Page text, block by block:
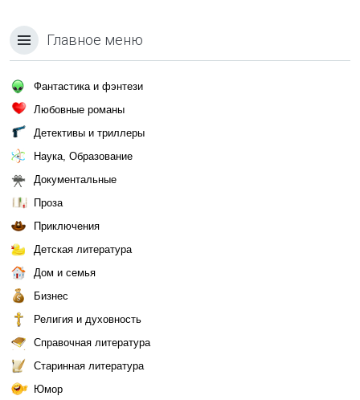
Главное меню
Фантастика и фэнтези
Любовные романы
Детективы и триллеры
Наука, Образование
Документальные
Проза
Приключения
Детская литература
Дом и семья
Бизнес
Религия и духовность
Справочная литература
Старинная литература
Юмор